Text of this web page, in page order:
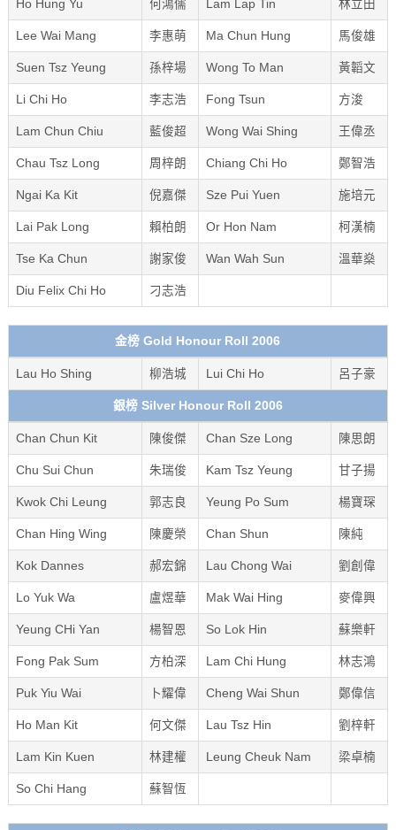
Ho Hung Yu 何鴻儒 Lam Lap Tin 林立田
Lee Wai Mang 李惠萌 Ma Chun Hung 馬俊雄
Suen Tsz Yeung 孫梓場 Wong To Man 黃韜文
Li Chi Ho 李志浩 Fong Tsun 方浚
Lam Chun Chiu 藍俊超 Wong Wai Shing 王偉丞
Chau Tsz Long 周梓朗 Chiang Chi Ho 鄭智浩
Ngai Ka Kit 倪嘉傑 Sze Pui Yuen 施培元
Lai Pak Long 賴柏朗 Or Hon Nam 柯漢楠
Tse Ka Chun 謝家俊 Wan Wah Sun 溫華燊
Diu Felix Chi Ho 刁志浩
金榜 Gold Honour Roll 2006
Lau Ho Shing 柳浩城 Lui Chi Ho 呂子豪
銀榜 Silver Honour Roll 2006
Chan Chun Kit 陳俊傑 Chan Sze Long 陳思朗
Chu Sui Chun 朱瑞俊 Kam Tsz Yeung 甘子揚
Kwok Chi Leung 郭志良 Yeung Po Sum 楊寶琛
Chan Hing Wing 陳慶榮 Chan Shun 陳純
Kok Dannes 郝宏錦 Lau Chong Wai 劉創偉
Lo Yuk Wa 盧煜華 Mak Wai Hing 麥偉興
Yeung CHi Yan 楊智恩 So Lok Hin 蘇樂軒
Fong Pak Sum 方柏深 Lam Chi Hung 林志鴻
Puk Yiu Wai 卜耀偉 Cheng Wai Shun 鄭偉信
Ho Man Kit 何文傑 Lau Tsz Hin 劉梓軒
Lam Kin Kuen 林建權 Leung Cheuk Nam 梁卓楠
So Chi Hang 蘇智恆